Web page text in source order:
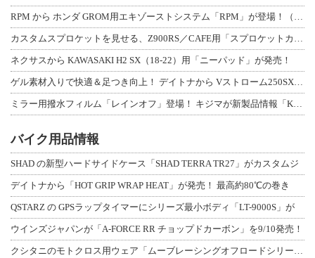
ネクサスから KAWASAKI H2 SX（18-22）用「ニーパッド」が発売！
バイク用品情報
SHAD の新型ハードサイドケース「SHAD TERRA TR27」がカスタムジ
デイトナから「HOT GRIP WRAP HEAT」が発売！ 最高約80℃の巻き
QSTARZ の GPSラップタイマーにシリーズ最小ボディ「LT-9000S」が
ウインズジャパンが「A-FORCE RR チョップドカーボン」を9/10発売！